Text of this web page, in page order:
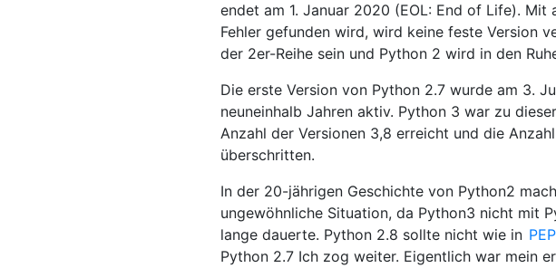
endet am 1. Januar 2020 (EOL: End of Life).
Fehler gefunden wird, wird keine feste Version
der 2er-Reihe sein und Python 2 wird in den
Die erste Version von Python 2.7 wurde am 3.
neuneinhalb Jahren aktiv. Python 3 war zu
Anzahl der Versionen 3,8 erreicht und die
überschritten.
In der 20-jährigen Geschichte von Python2
ungewöhnliche Situation, da Python3 nicht mit
lange dauerte. Python 2.8 sollte nicht wie in
Python 2.7 Ich zog weiter. Eigentlich war mein